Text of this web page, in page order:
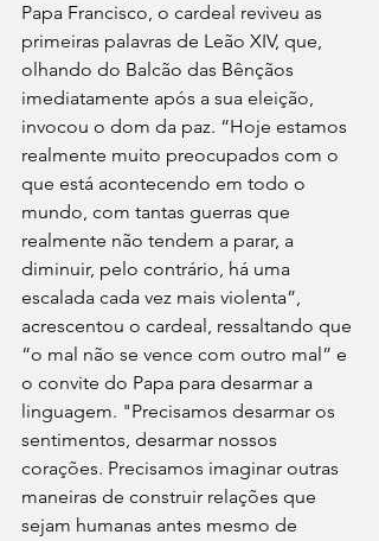
Papa Francisco, o cardeal reviveu as
primeiras palavras de Leão XIV, que,
olhando do Balcão das Bênçãos
imediatamente após a sua eleição,
invocou o dom da paz. “Hoje estamos
realmente muito preocupados com o
que está acontecendo em todo o
mundo, com tantas guerras que
realmente não tendem a parar, a
diminuir, pelo contrário, há uma
escalada cada vez mais violenta”,
acrescentou o cardeal, ressaltando que
“o mal não se vence com outro mal” e
o convite do Papa para desarmar a
linguagem. "Precisamos desarmar os
sentimentos, desarmar nossos
corações. Precisamos imaginar outras
maneiras de construir relações que
sejam humanas antes mesmo de